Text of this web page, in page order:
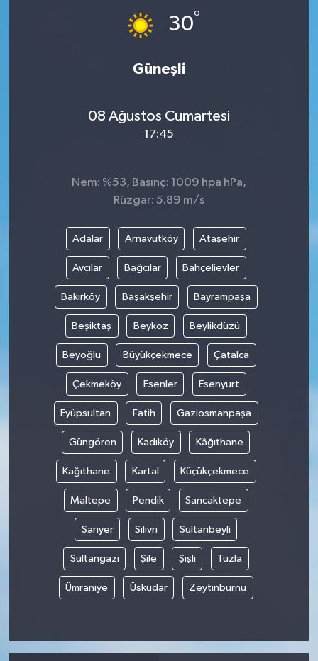
30°
Güneşli
08 Ağustos Cumartesi
17:45
Nem: %53, Basınç: 1009 hpa hPa,
Rüzgar: 5.89 m/s
Adalar Arnavutköy Ataşehir
Avcılar Bağcılar Bahçelievler
Bakırköy Başakşehir Bayrampaşa
Beşiktaş Beykoz Beylikdüzü
Beyoğlu Büyükçekmece Çatalca
Çekmeköy Esenler Esenyurt
Eyüpsultan Fatih Gaziosmanpaşa
Güngören Kadıköy Kâğıthane
Kağıthane Kartal Küçükçekmece
Maltepe Pendik Sancaktepe
Sarıyer Silivri Sultanbeyli
Sultangazi Şile Şişli Tuzla
Ümraniye Üsküdar Zeytinburnu